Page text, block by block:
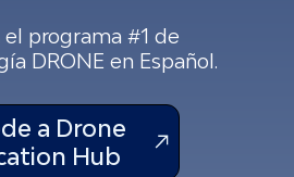
programa #1 de
DRONE en Español.
a Drone
Hub